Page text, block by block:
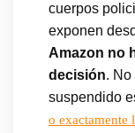
cuerpos
exponen
Amazon no
decisión.
suspendido
o exactamente